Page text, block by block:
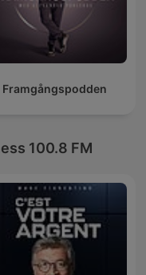
Framgångspodden
100.8 FM